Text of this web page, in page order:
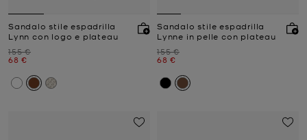
Sandalo stile espadrilla
Lynn con logo e plateau
Prezzo iniziale
155 €
Prezzo attuale
68 €
Sandalo stile espadrilla
Lynne in pelle con plateau
Prezzo iniziale
155 €
Prezzo attuale
68 €